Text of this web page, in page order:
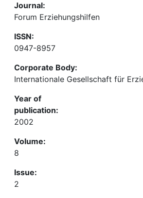
Journal:
Forum Erziehungshilfen
ISSN:
0947-8957
Corporate Body:
Internationale Gesellschaft für
Year of
publication:
2002
Volume:
8
Issue:
2